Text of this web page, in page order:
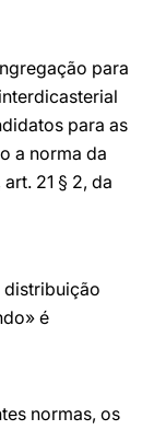
para
para as
a norma da
art. 21 § 2, da
distribuição
é
normas, os